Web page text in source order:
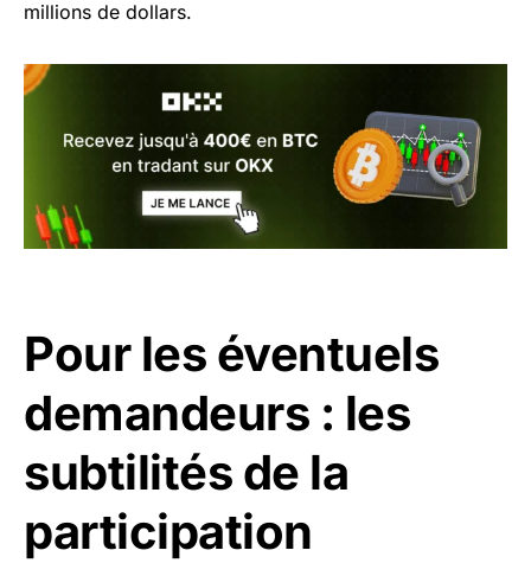
millions de dollars.
Pour les éventuels
demandeurs : les
subtilités de la
participation